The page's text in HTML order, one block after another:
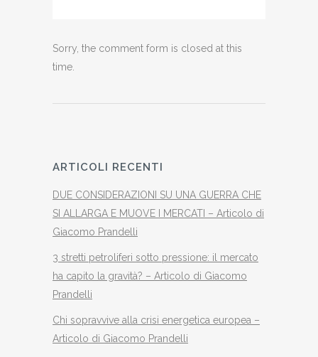
Sorry, the comment form is closed at this
time.
ARTICOLI RECENTI
DUE CONSIDERAZIONI SU UNA GUERRA CHE
SI ALLARGA E MUOVE I MERCATI – Articolo di
Giacomo Prandelli
3 stretti petroliferi sotto pressione: il mercato
ha capito la gravità? – Articolo di Giacomo
Prandelli
Chi sopravvive alla crisi energetica europea –
Articolo di Giacomo Prandelli